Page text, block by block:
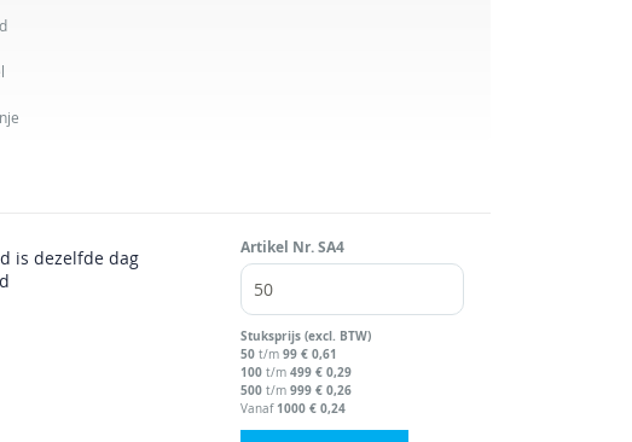
is dezelfde dag
Artikel Nr.SA4
Stuksprijs (excl. BTW)
50t/m 99 € 0,61
100t/m 499 € 0,29
500t/m 999 € 0,26
Vanaf 1000 € 0,24